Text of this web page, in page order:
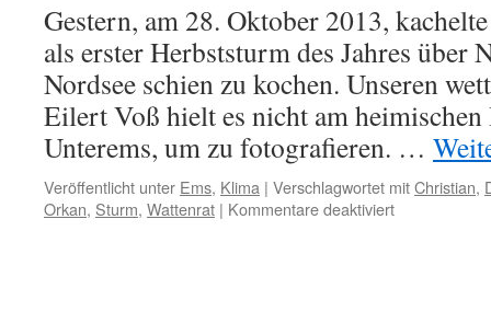
Gestern, am 28. Oktober 2013,
als erster Herbststurm des Jahres über
Nordsee schien zu kochen. Unseren
Eilert Voß hielt es nicht am
Unterems, um zu fotografieren. …
Veröffentlicht unter Ems, Klima | Verschlagwortet mitChristian,
Orkan, Sturm, Wattenrat | Kommentare deaktiviertfür